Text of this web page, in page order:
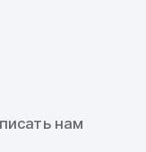
проводятся
их
нам